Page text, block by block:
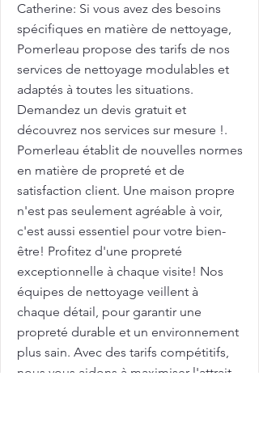
Catherine: Si vous avez des besoins
spécifiques en matière de nettoyage,
Pomerleau propose des tarifs de nos
services de nettoyage modulables et
adaptés à toutes les situations.
Demandez un devis gratuit et
découvrez nos services sur mesure !.
Pomerleau établit de nouvelles normes
en matière de propreté et de
satisfaction client. Une maison propre
n'est pas seulement agréable à voir,
c'est aussi essentiel pour votre bien-
être! Profitez d'une propreté
exceptionnelle à chaque visite! Nos
équipes de nettoyage veillent à
chaque détail, pour garantir une
propreté durable et un environnement
plus sain. Avec des tarifs compétitifs,
nous vous aidons à maximiser l'attrait